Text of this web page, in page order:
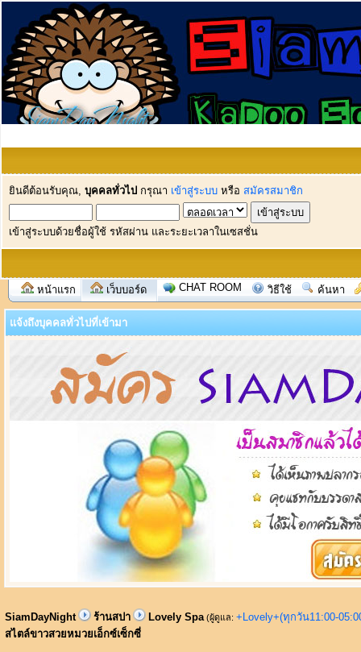
ยินดีต้อนรับคุณ, บุคคลทั่วไป กรุณา เข้าสู่ระบบ หรือ สมัครสมาชิก
เข้าสู่ระบบด้วยชื่อผู้ใช้ รหัสผ่าน และระยะเวลาในเซสชั่น
หน้าแรก เว็บบอร์ด CHAT ROOM วิธีใช้ ค้นหา
แจ้งถึงบุคคลทั่วไปที่เข้ามา
SiamDayNight ร้านสปา Lovely Spa (ผู้ดูแล: +Lovely+(ทุกวัน11:00-
สไตล์ขาวสวยหมวยเอ็กซ์เซ็กซี่